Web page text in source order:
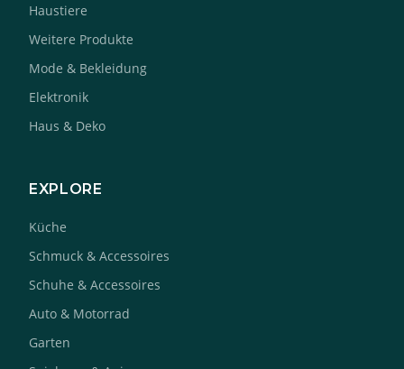
Haustiere
Weitere Produkte
Mode & Bekleidung
Elektronik
Haus & Deko
EXPLORE
Küche
Schmuck & Accessoires
Schuhe & Accessoires
Auto & Motorrad
Garten